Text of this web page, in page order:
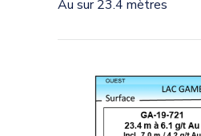
Au sur 23.4 mètres